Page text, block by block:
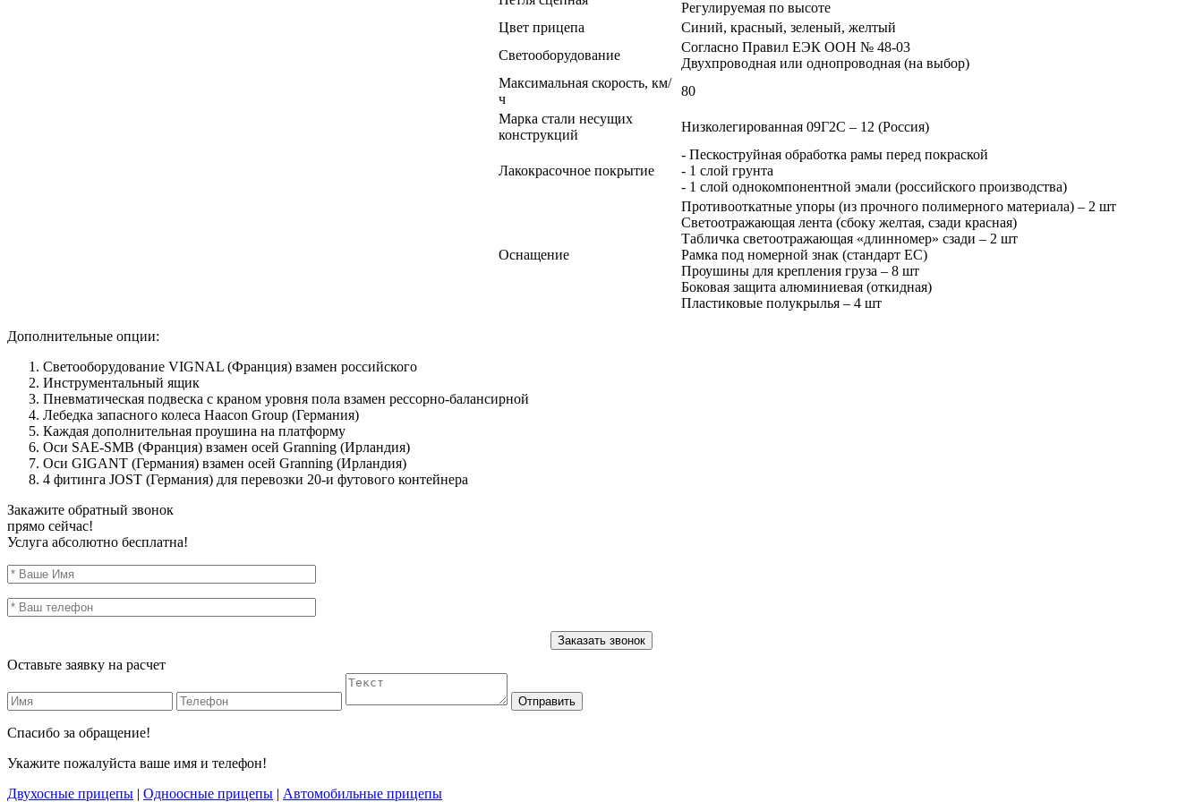
Регулируемая по высоте
Цвет прицепа
Синий, красный, зеленый, желтый
Светооборудование
Согласно Правил ЕЭК ООН № 48-03
Двухпроводная или однопроводная (на выбор)
Максимальная скорость, км/
ч
80
Марка стали несущих
конструкций
Низколегированная 09Г2С – 12 (Россия)
Лакокрасочное покрытие
- Пескоструйная обработка рамы перед покраской
- 1 слой грунта
- 1 слой однокомпонентной эмали (российского производства)
Оснащение
Противооткатные упоры (из прочного полимерного материала) – 2 шт
Светоотражающая лента (сбоку желтая, сзади красная)
Табличка светоотражающая «длинномер» сзади – 2 шт
Рамка под номерной знак (стандарт ЕС)
Проушины для крепления груза – 8 шт
Боковая защита алюминиевая (откидная)
Пластиковые полукрылья – 4 шт
Дополнительные опции:
Светооборудование VIGNAL (Франция) взамен российского
Инструментальный ящик
Пневматическая подвеска с краном уровня пола взамен рессорно-балансирной
Лебедка запасного колеса Haacon Group (Германия)
Каждая дополнительная проушина на платформу
Оси SAE-SMB (Франция) взамен осей Granning (Ирландия)
Оси GIGANT (Германия) взамен осей Granning (Ирландия)
4 фитинга JOST (Германия) для перевозки 20-и футового контейнера
Закажите обратный звонок
прямо сейчас!
Услуга абсолютно бесплатна!
Оставьте заявку на расчет
Спасибо за обращение!
Укажите пожалуйста ваше имя и телефон!
Двухосные прицепы | Одноосные прицепы | Автомобильные прицепы